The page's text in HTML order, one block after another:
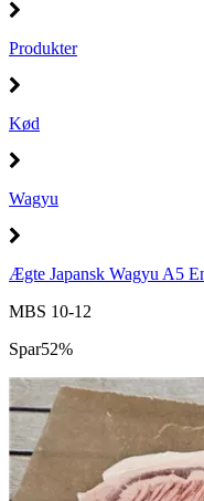
Produkter
Kød
Wagyu
Ægte Japansk Wagyu A5
MBS 10-12
Spar52%